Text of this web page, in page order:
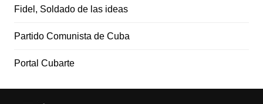
Fidel, Soldado de las ideas
Partido Comunista de Cuba
Portal Cubarte